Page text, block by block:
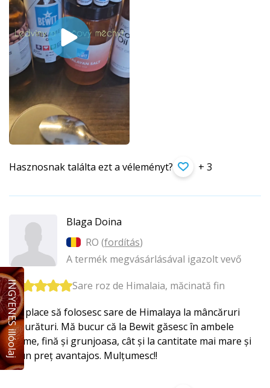
Hasznosnak találta ezt a véleményt? + 3
Blaga Doina
RO (fordítás)
A termék megvásárlásával igazolt vevő
Sare roz de Himalaia, măcinată fin
Imi place să folosesc sare de Himalaya la mâncăruri
șimurături. Mă bucur că la Bewit găsesc în ambele
forme, fină și grunjoasa, cât și la cantitate mai mare și
la un preț avantajos. Mulțumesc!!
INGYENES illóolaj